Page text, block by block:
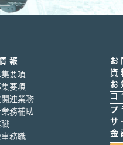
報
要項
要項
連業務
務補助
務職
お
資
お
コ
プ
サ
金